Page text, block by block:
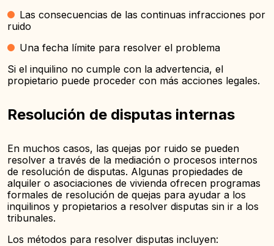
Las consecuencias de las continuas infracciones por
ruido
Una fecha límite para resolver el problema
Si el inquilino no cumple con la advertencia, el
propietario puede proceder con más acciones legales.
Resolución de disputas internas
En muchos casos, las quejas por ruido se pueden
resolver a través de la mediación o procesos internos
de resolución de disputas. Algunas propiedades de
alquiler o asociaciones de vivienda ofrecen programas
formales de resolución de quejas para ayudar a los
inquilinos y propietarios a resolver disputas sin ir a los
tribunales.
Los métodos para resolver disputas incluyen: